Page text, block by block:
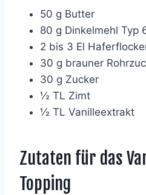
50 g Butter
80 g Dinkelmehl Typ
2 bis 3 El
30 g brauner
30 g Zucker
½ TL Zimt
½ TL Vanilleextrakt
Zutaten für das
Topping